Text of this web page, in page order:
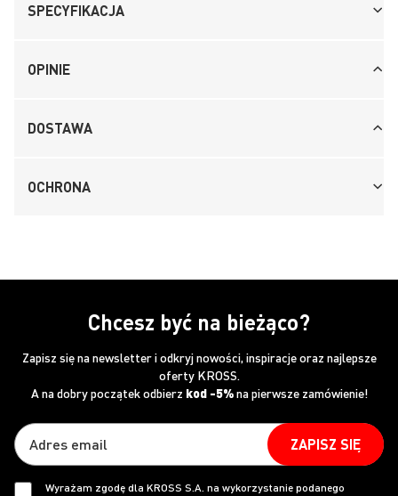
SPECYFIKACJA
OPINIE
DOSTAWA
OCHRONA
Chcesz być na bieżąco?
Zapisz się na newsletter i odkryj nowości, inspiracje oraz najlepsze
oferty KROSS.
A na dobry początek odbierz kod -5%na pierwsze zamówienie!
ZAPISZ SIĘ
Wyrażam zgodę dla KROSS S.A. na wykorzystanie podanego